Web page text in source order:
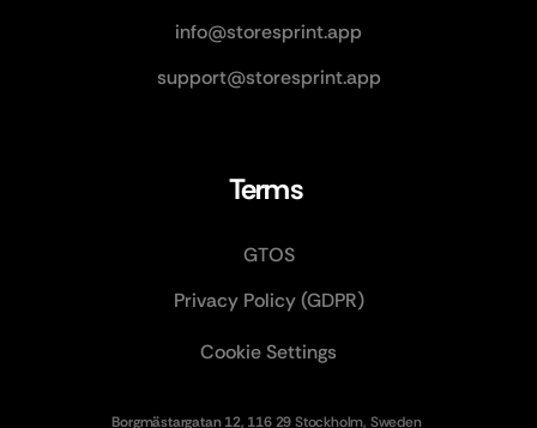
info@storesprint.app
support@storesprint.app
Terms
GTOS
Privacy Policy (GDPR)
Cookie Settings
Borgmästargatan 12, 116 29 Stockholm, Sweden